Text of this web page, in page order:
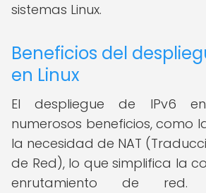
sistemas Linux.
Beneficios del
en Linux
El despliegue de IPv6
numerosos beneficios, como
la necesidad de NAT
de Red), lo que simplifica la
enrutamiento de red.